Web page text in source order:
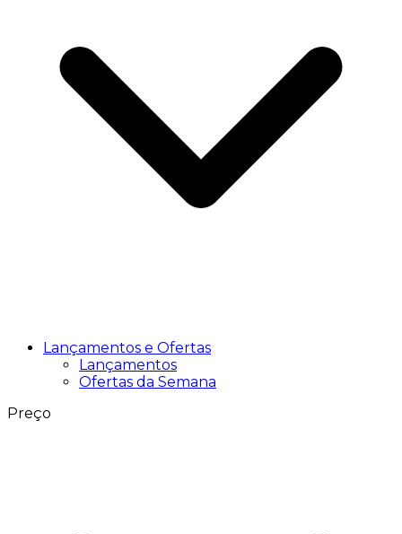
Lançamentos e Ofertas
Lançamentos
Ofertas da Semana
Preço